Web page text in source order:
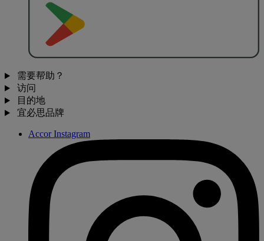
需要帮助？
访问
目的地
宜必思品牌
Accor Instagram